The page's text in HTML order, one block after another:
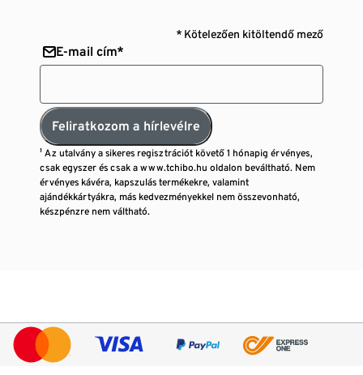
* Kötelezően kitöltendő mező
E-mail cím*
Feliratkozom a hírlevélre
¹ Az utalvány a sikeres regisztrációt követő 1 hónapig érvényes,
csak egyszer és csak a www.tchibo.hu oldalon beváltható. Nem
érvényes kávéra, kapszulás termékekre, valamint
ajándékkártyákra, más kedvezményekkel nem összevonható,
készpénzre nem váltható.